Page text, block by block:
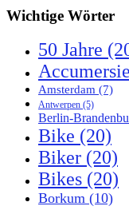
Wichtige Wörter
50 Jahre
Amsterdam (7)
Antwerpen (5)
Berlin-
Bike (20)
Biker (20)
Bikes (20)
Borkum (10)